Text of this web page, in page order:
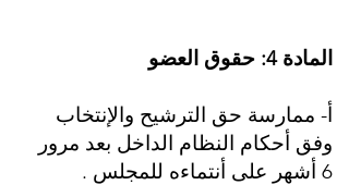
المادة 4: حقوق العضو
أ- ممارسة حق الترشيح والإنتخاب
وفق أحكام النظام الداخل بعد مرور
6 أشهر على أنتماءه للمجلس .